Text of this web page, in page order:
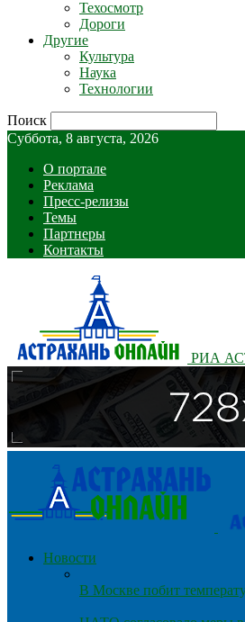
Техосмотр
Дороги
Другие
Культура
Наука
Технологии
Поиск
Суббота, 8 августа, 2026
О портале
Реклама
Пресс-релизы
Темы
Партнеры
Контакты
РИА
Новости
В Москве побит